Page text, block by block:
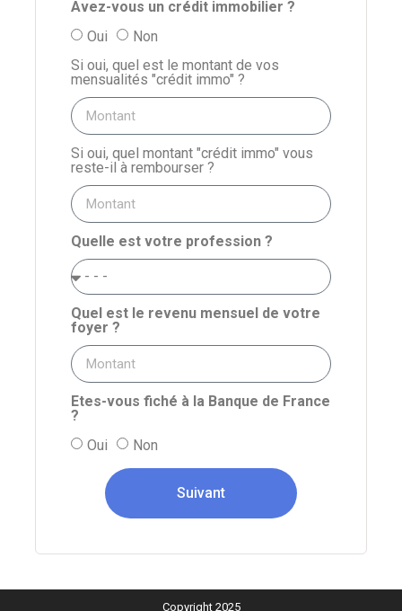
Avez-vous un crédit immobilier ?
Oui
Non
Si oui, quel est le montant de vos
mensualités "crédit immo" ?
Si oui, quel montant "crédit immo" vous
reste-il à rembourser ?
Quelle est votre profession ?
Quel est le revenu mensuel de votre
foyer ?
Etes-vous fiché à la Banque de France
?
Oui
Non
Suivant
Copyright 2025